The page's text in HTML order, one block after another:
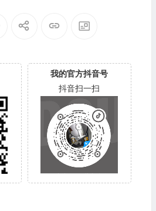
700
我的官方抖音号
抖音扫一扫